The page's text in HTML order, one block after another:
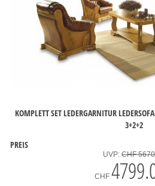
KOMPLETT SET LEDERGARNITUR
3+2+2
PREIS
UVP: CHF
CHF